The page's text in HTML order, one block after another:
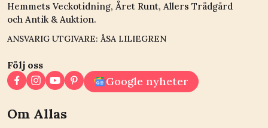
Hemmets Veckotidning, Året Runt, Allers Trädgård
och Antik & Auktion.
ANSVARIG UTGIVARE: ÅSA LILIEGREN
Följ oss
Google nyheter
Om Allas